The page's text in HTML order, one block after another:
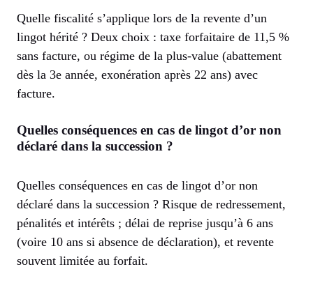
Quelle fiscalité s’applique lors de la revente d’un
lingot hérité ? Deux choix : taxe forfaitaire de 11,5 %
sans facture, ou régime de la plus-value (abattement
dès la 3e année, exonération après 22 ans) avec
facture.
Quelles conséquences en cas de lingot d’or non
déclaré dans la succession ?
Quelles conséquences en cas de lingot d’or non
déclaré dans la succession ? Risque de redressement,
pénalités et intérêts ; délai de reprise jusqu’à 6 ans
(voire 10 ans si absence de déclaration), et revente
souvent limitée au forfait.